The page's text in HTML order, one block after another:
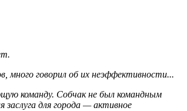
много говорил об их неэффективности...
команду. Собчак не был командным
для города — активное